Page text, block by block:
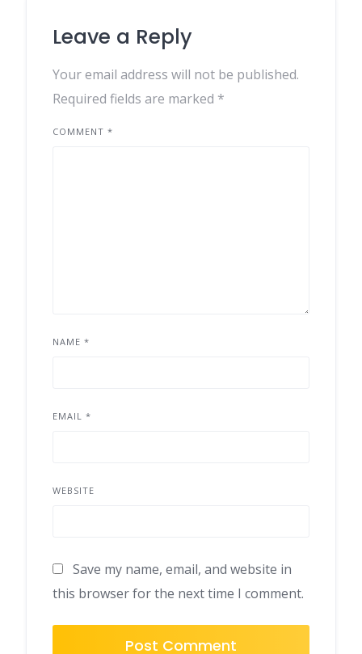
Leave a Reply
Your email address will not be published.
Required fields are marked *
COMMENT *
NAME *
EMAIL *
WEBSITE
Save my name, email, and website in
this browser for the next time I comment.